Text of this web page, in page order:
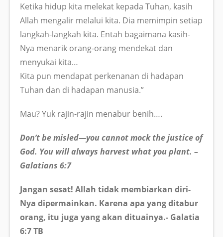
Ketika hidup kita melekat kepada Tuhan, kasih
Allah mengalir melalui kita. Dia memimpin setiap
langkah-langkah kita. Entah bagaimana kasih-
Nya menarik orang-orang mendekat dan
menyukai kita…
Kita pun mendapat perkenanan di hadapan
Tuhan dan di hadapan manusia.”
Mau? Yuk rajin-rajin menabur benih….
Don’t be misled—you cannot mock the justice of
God. You will always harvest what you plant. –
Galatians 6:7
Jangan sesat! Allah tidak membiarkan diri-
Nya dipermainkan. Karena apa yang ditabur
orang, itu juga yang akan dituainya.- Galatia
6:7 TB